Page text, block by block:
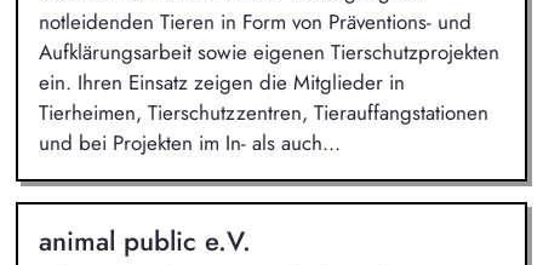
notleidenden Tieren in Form von Präventions- und
Aufklärungsarbeit sowie eigenen Tierschutzprojekten
ein. Ihren Einsatz zeigen die Mitglieder in
Tierheimen, Tierschutzzentren, Tierauffangstationen
und bei Projekten im In- als auch...
animal public e.V.